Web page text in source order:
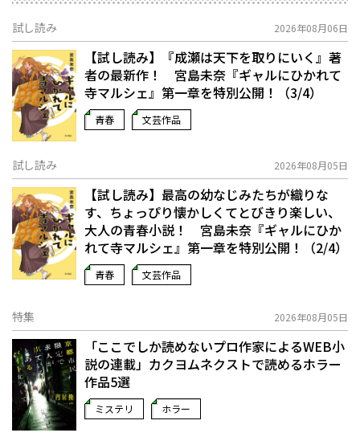
試し読み 2026年08月06日
【試し読み】『成瀬は天下を取りにいく』著
者の最新作！ 宮島未奈『ギャルにひかれて
寺マルシェ』第一章を特別公開！（3/4）
青春 文芸作品
試し読み 2026年08月05日
【試し読み】最高の幼なじみたちが織りな
す、ちょっぴり懐かしくてとびきり楽しい、
大人の青春小説！ 宮島未奈『ギャルにひか
れて寺マルシェ』第一章を特別公開！（2/4）
青春 文芸作品
特集 2026年08月05日
「ここでしか読めないプロ作家によるWEB小
説の連載」――カクヨムネクストで読めるホラー
作品5選
ミステリ ホラー